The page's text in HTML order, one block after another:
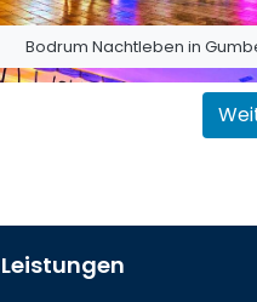
Bodrum Nachtleben in
Bodrum Unterwasser
Leistungen